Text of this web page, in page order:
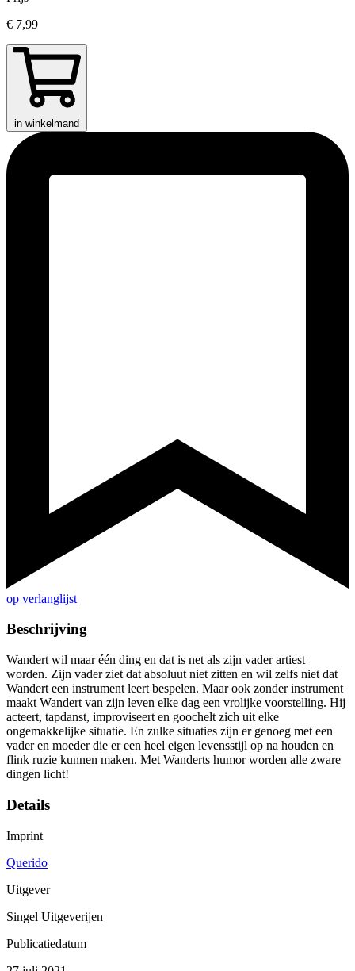
€ 7,99
in winkelmand
op verlanglijst
Beschrijving
Wandert wil maar één ding en dat is net als zijn vader artiest
worden. Zijn vader ziet dat absoluut niet zitten en wil zelfs niet dat
Wandert een instrument leert bespelen. Maar ook zonder instrument
maakt Wandert van zijn leven elke dag een vrolijke voorstelling. Hij
acteert, tapdanst, improviseert en goochelt zich uit elke
ongemakkelijke situatie. En zulke situaties zijn er genoeg met een
vader en moeder die er een heel eigen levensstijl op na houden en
flink ruzie kunnen maken. Met Wanderts humor worden alle zware
dingen licht!
Details
Imprint
Querido
Uitgever
Singel Uitgeverijen
Publicatiedatum